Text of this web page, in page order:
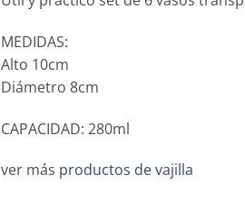
MEDIDAS:
Alto 10cm
Diámetro 8cm
CAPACIDAD: 280ml
ver más productos de vajilla